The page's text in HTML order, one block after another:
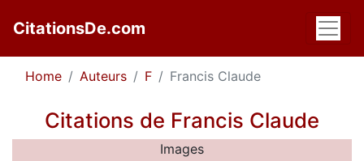
CitationsDe.com
Home Auteurs F Francis Claude
Citations de Francis Claude
Images